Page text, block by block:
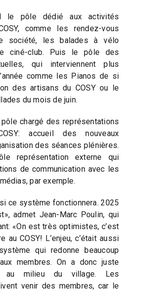
le pôle dédié aux activités
comme les rendez-vous
société, les balades à vélo
ciné-club. Puis le pôle des
qui interviennent plus
comme les Pianos de si
des artisans du COSY ou le
du mois de juin.
chargé des représentations
accueil des nouveaux
des séances plénières.
représentation externe qui
de communication avec les
par exemple.
ce système fonctionnera. 2025
admet Jean-Marc Poulin, qui
«On est très optimistes, c’est
au COSY! L’enjeu, c’était aussi
qui redonne beaucoup
membres. On a donc juste
au milieu du village. Les
venir des membres, car le